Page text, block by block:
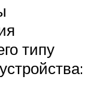
типу